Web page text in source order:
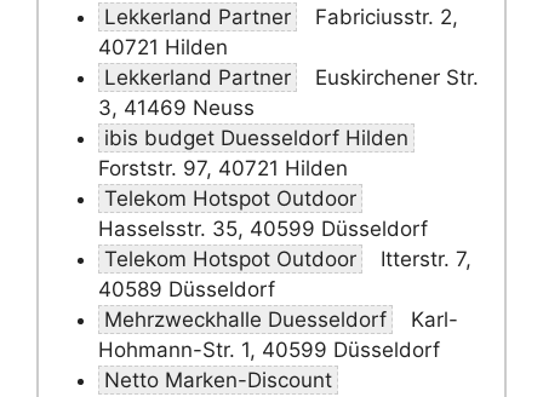
Lekkerland Partner
Fabriciusstr. 2,
40721 Hilden
Lekkerland Partner
Euskirchener Str.
3, 41469 Neuss
ibis budget Duesseldorf Hilden
Forststr. 97, 40721 Hilden
Telekom Hotspot Outdoor
Hasselsstr. 35, 40599 Düsseldorf
Telekom Hotspot Outdoor
Itterstr. 7,
40589 Düsseldorf
Mehrzweckhalle Duesseldorf
Karl-
Hohmann-Str. 1, 40599 Düsseldorf
Netto Marken-Discount